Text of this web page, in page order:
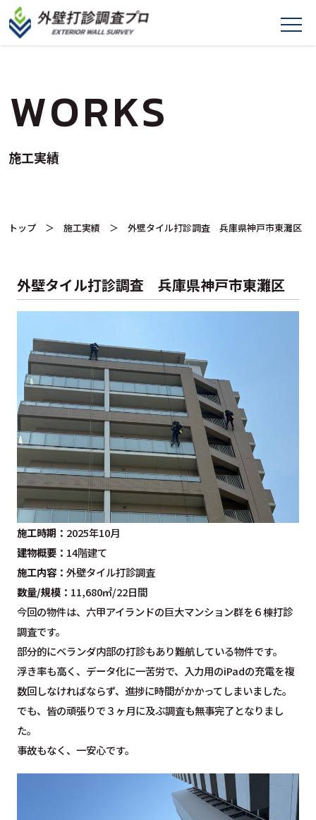
WORKS
施工実績
トップ ＞ 施工実績 ＞ 外壁タイル打診調査 兵庫県神戸市東灘区
外壁タイル打診調査 兵庫県神戸市東灘区
施工時期： 2025年10月
建物概要： 14階建て
施工内容： 外壁タイル打診調査
数量/規模： 11,680㎡/22日間
今回の物件は、六甲アイランドの巨大マンション群を６棟打診
調査です。
部分的にベランダ内部の打診もあり難航している物件です。
浮き率も高く、データ化に一苦労で、入力用のiPadの充電を複
数回しなければならず、進捗に時間がかかってしまいました。
でも、皆の頑張りで３ヶ月に及ぶ調査も無事完了となりまし
た。
事故もなく、一安心です。